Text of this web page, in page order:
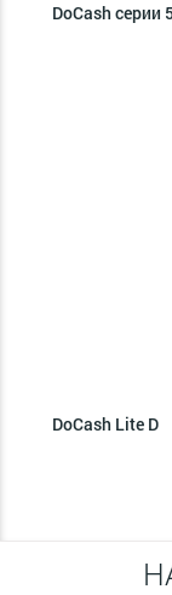
DoCash серии
DoCash Lite D